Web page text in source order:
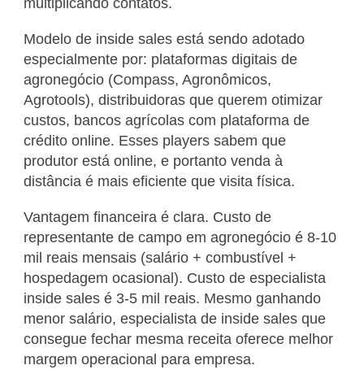
Modelo de inside sales está sendo adotado
especialmente por: plataformas digitais de
agronegócio (Compass, Agronômicos,
Agrotools), distribuidoras que querem otimizar
custos, bancos agrícolas com plataforma de
crédito online. Esses players sabem que
produtor está online, e portanto venda à
distância é mais eficiente que visita física.
Vantagem financeira é clara. Custo de
representante de campo em agronegócio é 8-10
mil reais mensais (salário + combustível +
hospedagem ocasional). Custo de especialista
inside sales é 3-5 mil reais. Mesmo ganhando
menor salário, especialista de inside sales que
consegue fechar mesma receita oferece melhor
margem operacional para empresa.